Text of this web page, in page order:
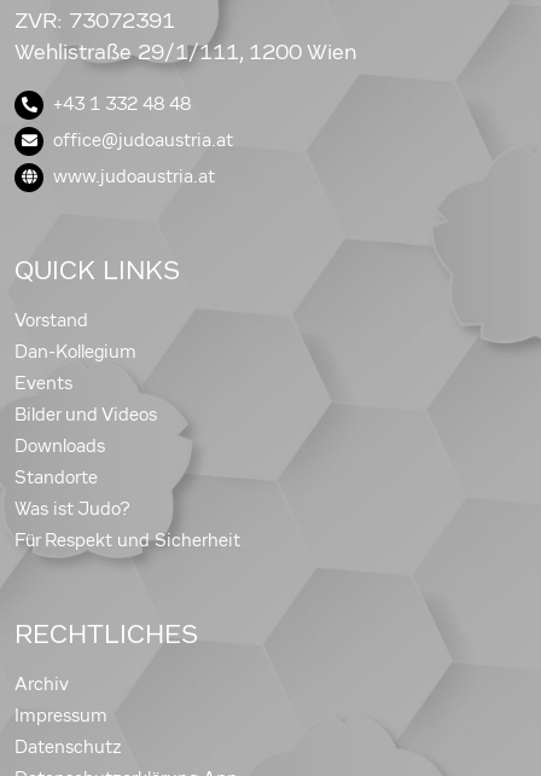
ZVR: 73072391
Wehlistraße 29/1/111, 1200 Wien
+43 1 332 48 48
office@judoaustria.at
www.judoaustria.at
QUICK LINKS
Vorstand
Dan-Kollegium
Events
Bilder und Videos
Downloads
Standorte
Was ist Judo?
Für Respekt und Sicherheit
RECHTLICHES
Archiv
Impressum
Datenschutz